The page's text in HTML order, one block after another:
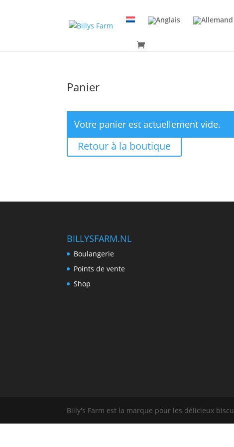
Panier
Votre panier est actuellement vide.
Retour à la boutique
BILLYSFARM.NL
Boulangerie
Points de vente
Shop
Billy's Farm est la marque pour les délicieux